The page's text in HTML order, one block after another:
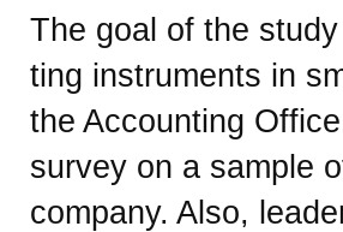
The goal of the
ting instruments in
the Accounting
survey on a sample
company. Also,